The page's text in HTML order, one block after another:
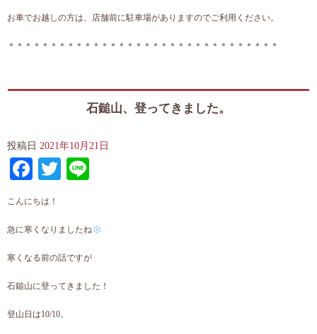
お車でお越しの方は、店舗前に駐車場がありますのでご利用ください。
＊＊＊＊＊＊＊＊＊＊＊＊＊＊＊＊＊＊＊＊＊＊＊＊＊＊＊＊＊＊＊＊
石鎚山、登ってきました。
投稿日 2021年10月21日
Facebook
Twitter
こんにちは！
急に寒くなりましたね
寒くなる前の話ですが
石鎚山に登ってきました！
登山日は10/10。